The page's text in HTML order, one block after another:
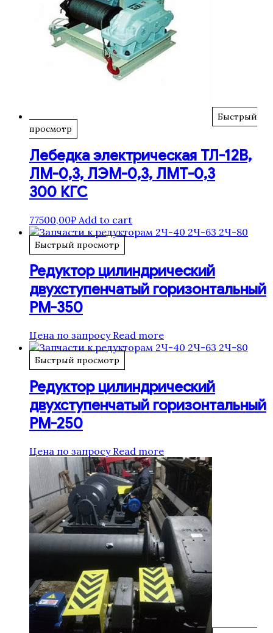
Быстрый
просмотр
Лебедка электрическая ТЛ-12В,
ЛМ-0,3, ЛЭМ-0,3, ЛМТ-0,3
300 КГС
77500,00₽ Add to cart
Быстрый просмотр
Редуктор цилиндрический
двухступенчатый горизонтальный
РМ-350
Цена по запросу Read more
Быстрый просмотр
Редуктор цилиндрический
двухступенчатый горизонтальный
РМ-250
Цена по запросу Read more